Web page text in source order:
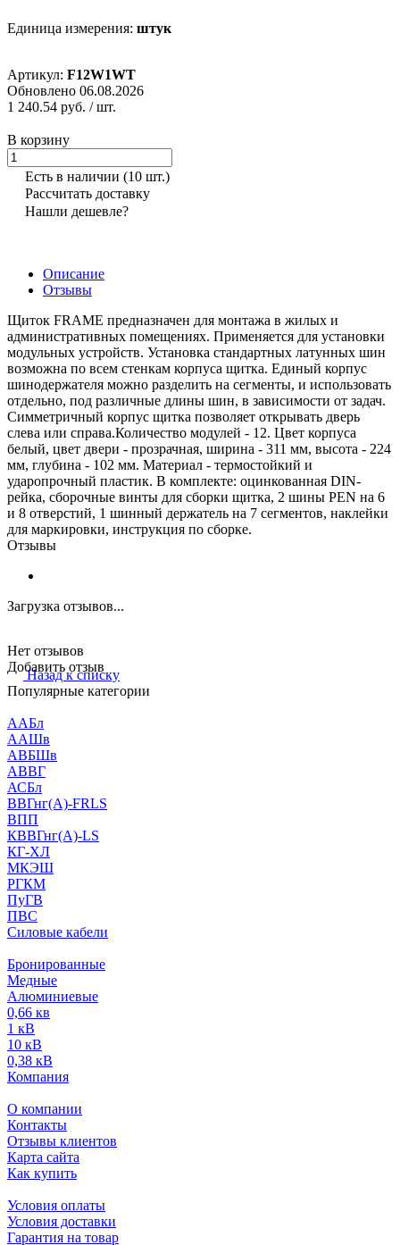
Единица измерения: штук
Артикул: F12W1WT
Обновлено 06.08.2026
1 240.54 руб. / шт.
В корзину
Есть в наличии (10 шт.)
Рассчитать доставку
Нашли дешевле?
Описание
Отзывы
Щиток FRAME предназначен для монтажа в жилых и
административных помещениях. Применяется для установки
модульных устройств. Установка стандартных латунных шин
возможна по всем стенкам корпуса щитка. Единый корпус
шинодержателя можно разделить на сегменты, и использовать
отдельно, под различные длины шин, в зависимости от задач.
Симметричный корпус щитка позволяет открывать дверь
слева или справа.Количество модулей - 12. Цвет корпуса
белый, цвет двери - прозрачная, ширина - 311 мм, высота - 224
мм, глубина - 102 мм. Материал - термостойкий и
ударопрочный пластик. В комплекте: оцинкованная DIN-
рейка, сборочные винты для сборки щитка, 2 шины PEN на 6
и 8 отверстий, 1 шинный держатель на 7 сегментов, наклейки
для маркировки, инструкция по сборке.
Отзывы
Загрузка отзывов...
Нет отзывов
Добавить отзыв
Назад к списку
Популярные категории
ААБл
ААШв
АВБШв
АВВГ
АСБл
ВВГнг(А)-FRLS
ВПП
КВВГнг(А)-LS
КГ-ХЛ
МКЭШ
РГКМ
ПуГВ
ПВС
Силовые кабели
Бронированные
Медные
Алюминиевые
0,66 кв
1 кВ
10 кВ
0,38 кВ
Компания
О компании
Контакты
Отзывы клиентов
Карта сайта
Как купить
Условия оплаты
Условия доставки
Гарантия на товар